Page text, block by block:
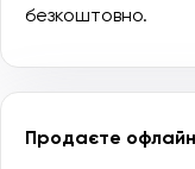
безкоштовно.
Продаєте